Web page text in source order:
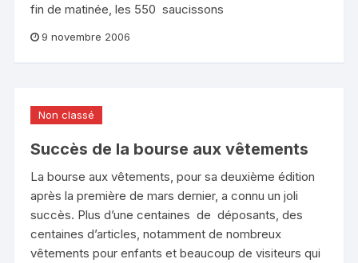
fin de matinée, les 550 saucissons
9 novembre 2006
Non classé
Succès de la bourse aux vêtements
La bourse aux vêtements, pour sa deuxième édition
après la première de mars dernier, a connu un joli
succès. Plus d’une centaines de déposants, des
centaines d’articles, notamment de nombreux
vêtements pour enfants et beaucoup de visiteurs qui